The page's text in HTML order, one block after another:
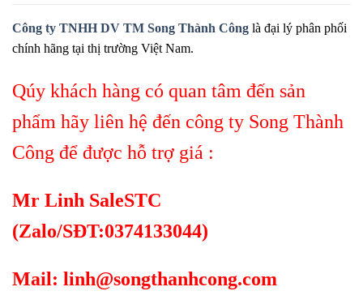
Công ty TNHH DV TM Song Thành Công là đại lý phân phối
chính hãng tại thị trường Việt Nam.
Qúy khách hàng có quan tâm đến sản
phẩm hãy liên hệ đến công ty Song Thành
Công để được hỗ trợ giá :
Mr Linh SaleSTC
(Zalo/SĐT:0374133044)
Mail: linh@songthanhcong.com